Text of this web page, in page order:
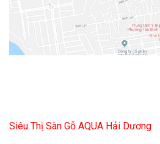
Siêu Thị Sàn Gỗ AQUA Hải Dương